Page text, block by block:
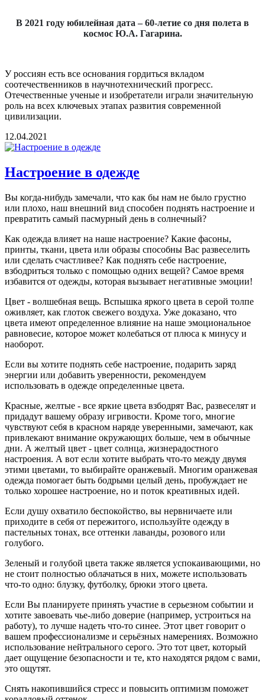
В 2021 году юбилейная дата – 60-летие со дня полета в
космос Ю.А. Гагарина.
У россиян есть все основания гордиться вкладом
соотечественников в научнотехнический прогресс.
Отечественные ученые и изобретатели играли значительную
роль на всех ключевых этапах развития современной
цивилизации.
12.04.2021
Настроение в одежде
Вы когда-нибудь замечали, что как бы нам не было грустно
или плохо, наш внешний вид способен поднять настроение и
превратить самый пасмурный день в солнечный?
Как одежда влияет на наше настроение? Какие фасоны,
принты, ткани, цвета или образы способны Вас развеселить
или сделать счастливее? Как поднять себе настроение,
взбодриться только с помощью одних вещей? Самое время
избавится от одежды, которая вызывает негативные эмоции!
Цвет - волшебная вещь. Вспышка яркого цвета в серой толпе
оживляет, как глоток свежего воздуха. Уже доказано, что
цвета имеют определенное влияние на наше эмоциональное
равновесие, которое может колебаться от плюса к минусу и
наоборот.
Если вы хотите поднять себе настроение, подарить заряд
энергии или добавить уверенности, рекомендуем
использовать в одежде определенные цвета.
Красные, желтые - все яркие цвета взбодрят Вас, развеселят и
придадут вашему образу игривости. Кроме того, многие
чувствуют себя в красном наряде уверенными, замечают, как
привлекают внимание окружающих больше, чем в обычные
дни. А желтый цвет - цвет солнца, жизнерадостного
настроения. А вот если хотите выбрать что-то между двумя
этими цветами, то выбирайте оранжевый. Многим оранжевая
одежда помогает быть бодрыми целый день, пробуждает не
только хорошее настроение, но и поток креативных идей.
Если душу охватило беспокойство, вы нервничаете или
приходите в себя от пережитого, используйте одежду в
пастельных тонах, все оттенки лаванды, розового или
голубого.
Зеленый и голубой цвета также является успокаивающими, но
не стоит полностью облачаться в них, можете использовать
что-то одно: блузку, футболку, брюки этого цвета.
Если Вы планируете принять участие в серьезном событии и
хотите завоевать чье-либо доверие (например, устроиться на
работу), то лучше надеть что-то синее. Этот цвет говорит о
вашем профессионализме и серьёзных намерениях. Возможно
использование нейтрального серого. Это тот цвет, который
дает ощущение безопасности и те, кто находятся рядом с вами,
это ощутят.
Снять накопившийся стресс и повысить оптимизм поможет